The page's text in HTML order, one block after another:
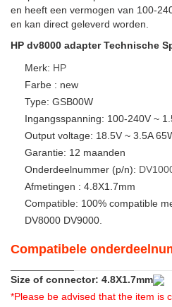
en heeft een vermogen van 100-
en kan direct geleverd worden.
HP dv8000 adapter Technische
Merk: HP
Farbe : new
Type: GSB00W
Ingangsspanning: 100-240V ~
Output voltage: 18.5V ~ 3.5A
Garantie: 12 maanden
Onderdeelnummer (p/n):
Afmetingen : 4.8X1.7mm
Compatible: 100% compatible
DV8000 DV9000.
Compatibele
Size of connector: 4.8X1.7mm
*Please be advised that the item is